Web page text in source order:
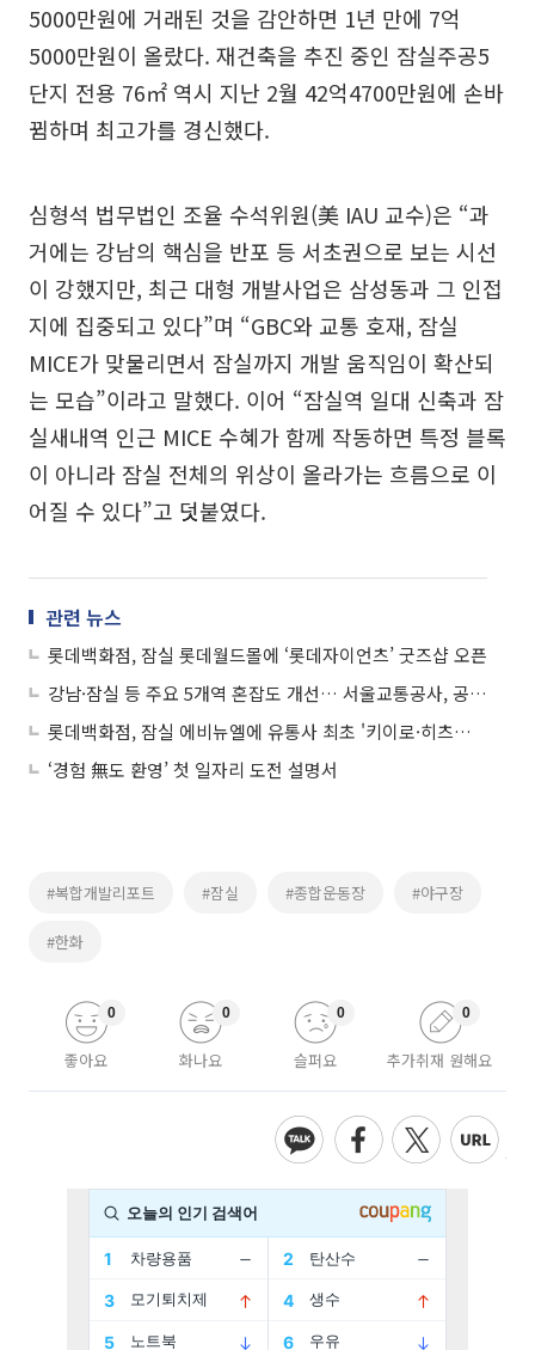
5000만원에 거래된 것을 감안하면 1년 만에 7억
5000만원이 올랐다. 재건축을 추진 중인 잠실주공5
단지 전용 76㎡ 역시 지난 2월 42억4700만원에 손바
뀜하며 최고가를 경신했다.
심형석 법무법인 조율 수석위원(美 IAU 교수)은 “과
거에는 강남의 핵심을 반포 등 서초권으로 보는 시선
이 강했지만, 최근 대형 개발사업은 삼성동과 그 인접
지에 집중되고 있다”며 “GBC와 교통 호재, 잠실
MICE가 맞물리면서 잠실까지 개발 움직임이 확산되
는 모습”이라고 말했다. 이어 “잠실역 일대 신축과 잠
실새내역 인근 MICE 수혜가 함께 작동하면 특정 블록
이 아니라 잠실 전체의 위상이 올라가는 흐름으로 이
어질 수 있다”고 덧붙였다.
관련 뉴스
롯데백화점, 잠실 롯데월드몰에 ‘롯데자이언츠’ 굿즈샵 오픈
강남·잠실 등 주요 5개역 혼잡도 개선… 서울교통공사, 공간 재설계 속도
롯데백화점, 잠실 에비뉴엘에 유통사 최초 '키이로·히츠노야' 오픈
‘경험 無도 환영’ 첫 일자리 도전 설명서
#복합개발리포트 #잠실 #종합운동장 #야구장
#한화
좋아요
0
화나요
0
슬퍼요
0
추가취재 원해요
0